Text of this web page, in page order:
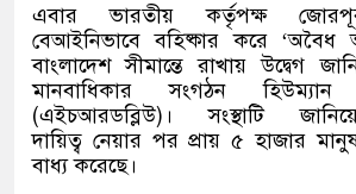
এবার ভারতীয় কর্তৃপক্ষ
বেআইনিভাবে বহিষ্কার করে‘অবৈধ
বাংলাদেশ সীমান্তে রাখায় উদ্বেগ
মানবাধিকার সংগঠন
(এইচআরডব্লিউ) । সংস্থাটি
দায়িত্ব নেয়ার পর প্রায় ৫ হাজার
বাধ্য করেছে।